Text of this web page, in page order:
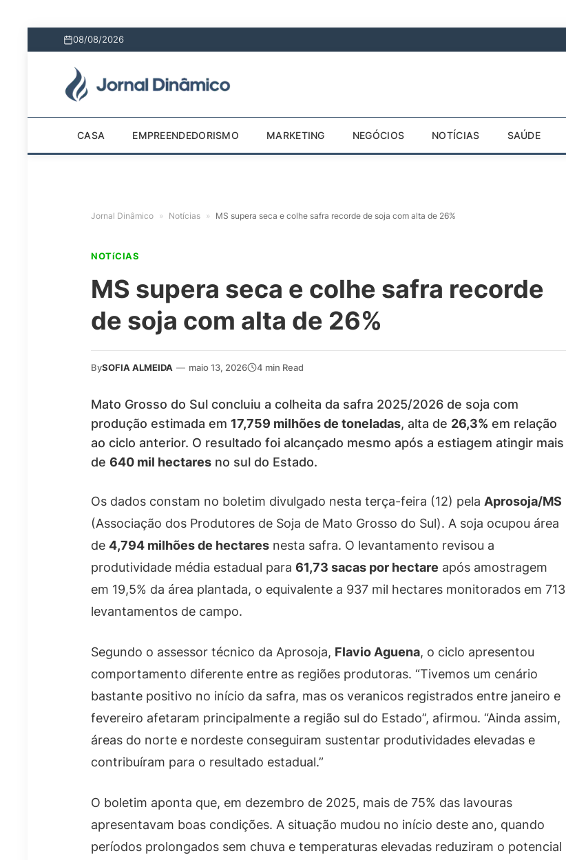
08/08/2026
CASA EMPREENDEDORISMO MARKETING NEGÓCIOS NOTÍCIAS SAÚDE
Jornal Dinâmico » Notícias » MS supera seca e colhe safra recorde de soja com alta de 26%
NOTíCIAS
MS supera seca e colhe safra recorde
de soja com alta de 26%
BySOFIA ALMEIDA — maio 13, 2026 4 min Read
Mato Grosso do Sul concluiu a colheita da safra 2025/2026 de soja com
produção estimada em 17,759 milhões de toneladas, alta de 26,3% em relação
ao ciclo anterior. O resultado foi alcançado mesmo após a estiagem atingir mais
de 640 mil hectares no sul do Estado.
Os dados constam no boletim divulgado nesta terça-feira (12) pela Aprosoja/MS
(Associação dos Produtores de Soja de Mato Grosso do Sul). A soja ocupou área
de 4,794 milhões de hectares nesta safra. O levantamento revisou a
produtividade média estadual para 61,73 sacas por hectare após amostragem
em 19,5% da área plantada, o equivalente a 937 mil hectares monitorados em 713
levantamentos de campo.
Segundo o assessor técnico da Aprosoja, Flavio Aguena, o ciclo apresentou
comportamento diferente entre as regiões produtoras. “Tivemos um cenário
bastante positivo no início da safra, mas os veranicos registrados entre janeiro e
fevereiro afetaram principalmente a região sul do Estado”, afirmou. “Ainda assim,
áreas do norte e nordeste conseguiram sustentar produtividades elevadas e
contribuíram para o resultado estadual.”
O boletim aponta que, em dezembro de 2025, mais de 75% das lavouras
apresentavam boas condições. A situação mudou no início deste ano, quando
períodos prolongados sem chuva e temperaturas elevadas reduziram o potencial